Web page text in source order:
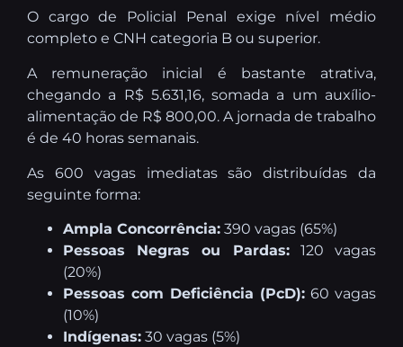
O cargo de Policial Penal exige nível médio
completo e CNH categoria B ou superior.
A remuneração inicial é bastante atrativa,
chegando a R$ 5.631,16, somada a um auxílio-
alimentação de R$ 800,00. A jornada de trabalho
é de 40 horas semanais.
As 600 vagas imediatas são distribuídas da
seguinte forma:
Ampla Concorrência: 390 vagas (65%)
Pessoas Negras ou Pardas:120 vagas
(20%)
Pessoas com Deficiência (PcD): 60 vagas
(10%)
Indígenas: 30 vagas (5%)